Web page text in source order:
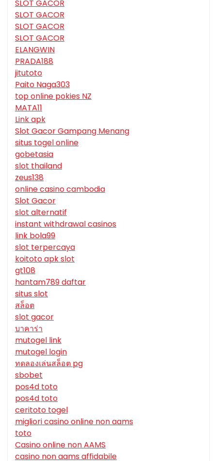
SLOT GACOR
SLOT GACOR
SLOT GACOR
SLOT GACOR
ELANGWIN
PRADA188
jitutoto
Paito Naga303
top online pokies NZ
MATA11
Link apk
Slot Gacor Gampang Menang
situs togel online
gobetasia
slot thailand
zeus138
online casino cambodia
Slot Gacor
slot alternatif
instant withdrawal casinos
link bola99
slot terpercaya
koitoto apk slot
gt108
hantam789 daftar
situs slot
สล็อต
slot gacor
บาคาร่า
mutogel link
mutogel login
ทดลองเล่นสล็อต pg
sbobet
pos4d toto
pos4d toto
ceritoto togel
migliori casino online non aams
toto
Casino online non AAMS
casino non aams affidabile